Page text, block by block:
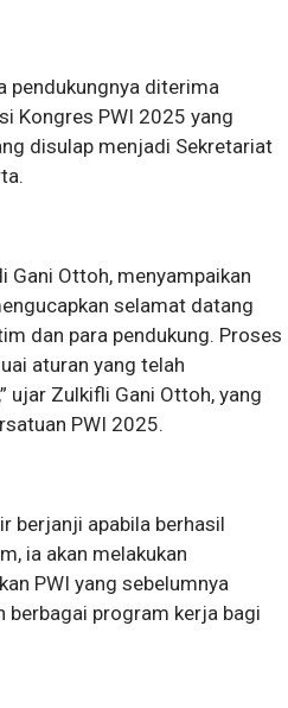
pendukungnya diterima
Kongres PWI 2025 yang
disulap menjadi Sekretariat
Gani Ottoh, menyampaikan
selamat datang
dan para pendukung. Proses
aturan yang telah
ujar Zulkifli Gani Ottoh, yang
PWI 2025.
berjanji apabila berhasil
ia akan melakukan
PWI yang sebelumnya
berbagai program kerja bagi